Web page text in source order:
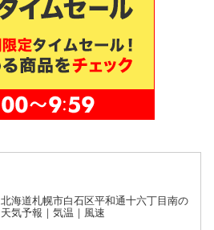
北海道札幌市白石区平和通十六丁目南の
天気予報｜気温｜風速